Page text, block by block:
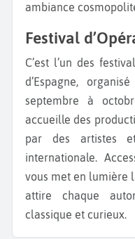
ambiance
Festival
C’est l’un des festivals d’opéra les plus prestigieux
d’Espagne,
septembre à
accueille des
par des artistes
internationale.
vous met en lumière
attire chaque
classique et curieux.